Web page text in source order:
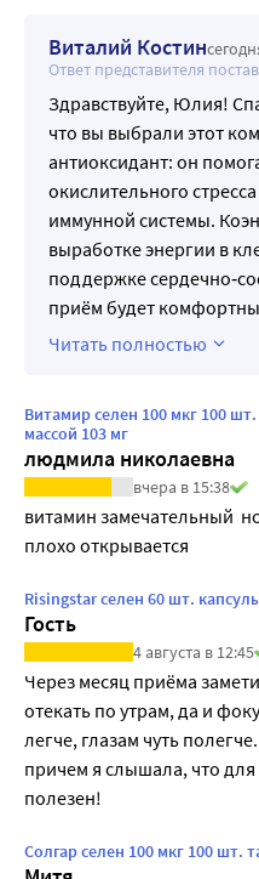
Виталий Костин
Ответ представителя
Здравствуйте, Юлия!
что вы выбрали этот
антиоксидант: он
окислительного
иммунной системы.
выработке энергии в
поддержке
приём будет
Читать полностью
Витамир селен 100 мкг 100
массой 103 мг
людмила николаевна
вчера в 15:38
витамин замечательный
плохо открывается
Risingstar селен 60 шт.
Гость
4 августа в 12:45
Через месяц приёма
отекать по утрам, да и
легче, глазам чуть
причем я слышала, что
полезен!
Солгар селен 100 мкг 100 шт.